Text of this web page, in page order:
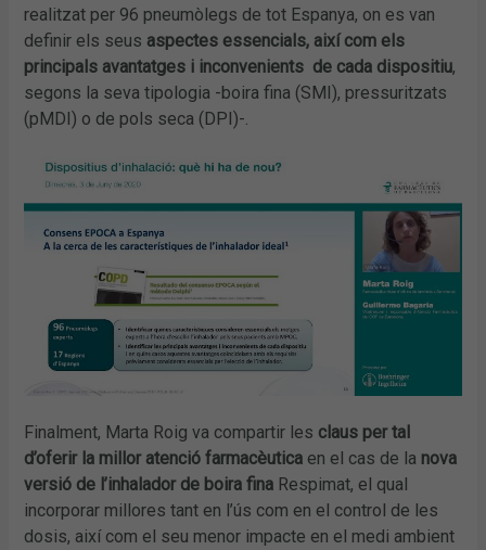
realitzat per 96 pneumòlegs de tot Espanya, on es van
definir els seus aspectes essencials, així com els
principals avantatges i inconvenients de cada dispositiu,
segons la seva tipologia -boira fina (SMI), pressuritzats
(pMDI) o de pols seca (DPI)-.
Finalment, Marta Roig va compartir les claus per tal
d’oferir la millor atenció farmacèutica en el cas de la nova
versió de l’inhalador de boira fina Respimat, el qual
incorporar millores tant en l’ús com en el control de les
dosis, així com el seu menor impacte en el medi ambient